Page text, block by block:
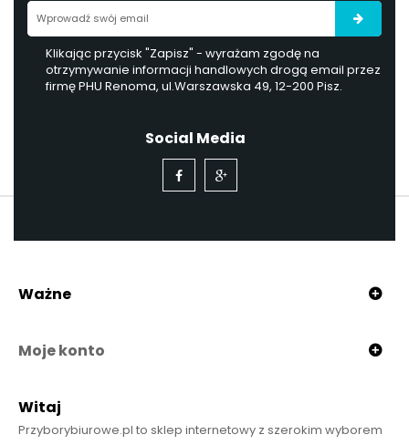
Klikając przycisk "Zapisz" - wyrażam zgodę na
otrzymywanie informacji handlowych drogą email przez
firmę PHU Renoma, ul.Warszawska 49, 12-200 Pisz.
Social Media
Ważne
Moje konto
Witaj
Przyborybiurowe.pl to sklep internetowy z szerokim wyborem